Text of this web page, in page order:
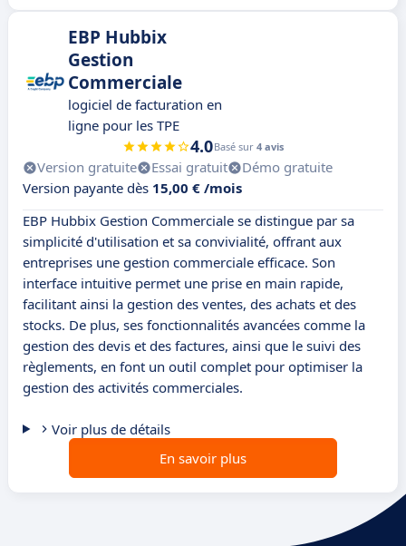
EBP Hubbix
Gestion
Commerciale
logiciel de facturation en
ligne pour les TPE
4.0Basé sur 4 avis
Version gratuite Essai gratuit
Démo gratuite
Version payante dès 15,00 € /mois
EBP Hubbix Gestion Commerciale se distingue par sa
simplicité d'utilisation et sa convivialité, offrant aux
entreprises une gestion commerciale efficace. Son
interface intuitive permet une prise en main rapide,
facilitant ainsi la gestion des ventes, des achats et des
stocks. De plus, ses fonctionnalités avancées comme la
gestion des devis et des factures, ainsi que le suivi des
règlements, en font un outil complet pour optimiser la
gestion des activités commerciales.
Voir plus de détails
En savoir plus